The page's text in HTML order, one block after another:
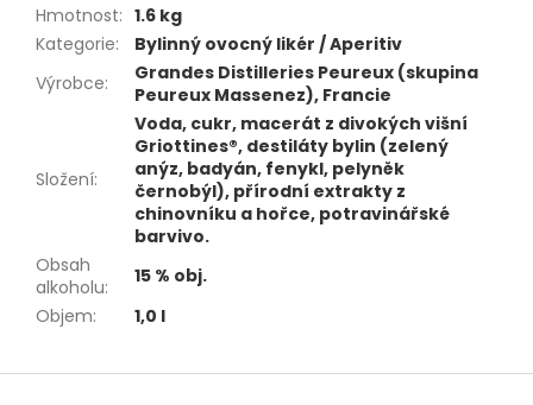
Hmotnost: 1.6 kg
Kategorie:
Bylinný ovocný likér / Aperitiv
Výrobce:
Grandes Distilleries Peureux (skupina
Peureux Massenez), Francie
Složení:
Voda, cukr, macerát z divokých višní
Griottines®, destiláty bylin (zelený
anýz, badyán, fenykl, pelyněk
černobýl), přírodní extrakty z
chinovníku a hořce, potravinářské
barvivo.
Obsah
alkoholu:
15 % obj.
Objem: 1,0 l
Z